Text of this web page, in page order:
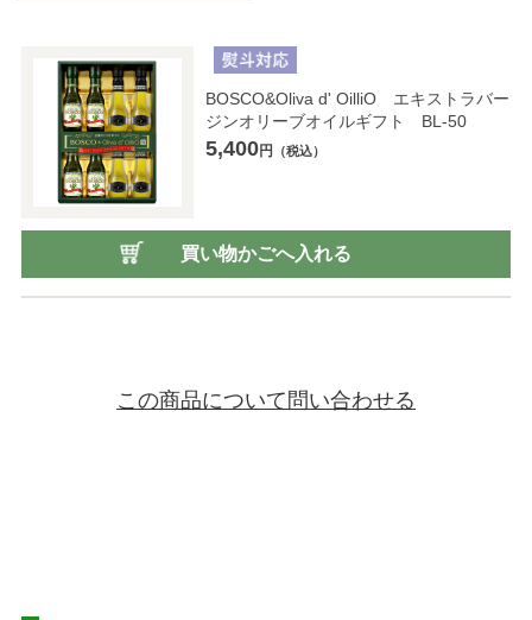
BOSCO&Oliva d' OilliO エキストラバー
ジンオリーブオイルギフト BL-50
5,400円 （税込）
買い物かごへ入れる
この商品について問い合わせる